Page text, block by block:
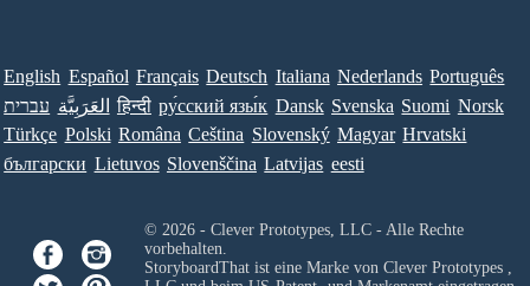
English Español Français Deutsch Italiana Nederlands Português
עברית العَرَبِيَّة हिन्दी ру́сский язы́к Dansk Svenska Suomi Norsk
Türkçe Polski Româna Ceština Slovenský Magyar Hrvatski
български Lietuvos Slovenščina Latvijas eesti
© 2026 - Clever Prototypes, LLC - Alle Rechte
vorbehalten.
StoryboardThat ist eine Marke von Clever Prototypes ,